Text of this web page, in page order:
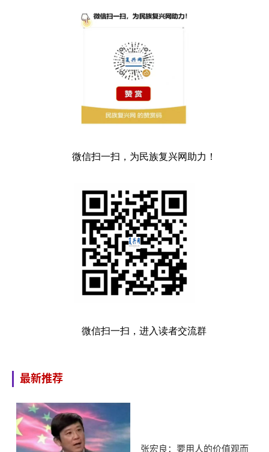
微信扫一扫，为民族复兴网助力！
微信扫一扫，进入读者交流群
最新推荐
张宏良：要用人的价值观而